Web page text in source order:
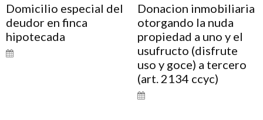
Domicilio especial del
deudor en finca
hipotecada
Donacion inmobiliaria
otorgando la nuda
propiedad a uno y el
usufructo (disfrute
uso y goce) a tercero
(art. 2134 ccyc)